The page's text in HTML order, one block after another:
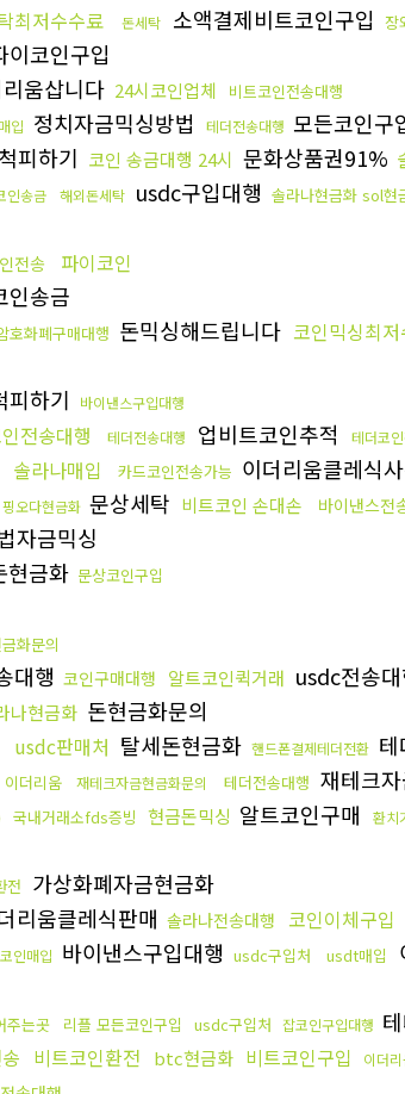
최저수수료 돈세탁 소액결제비트코인구입 장
이코인구입
움삽니다 24시코인업체
비트코인전송대행
입 정치자금믹싱방법 테더전송대행 모든코인구
피하기 코인 송금대행 24시 문화상품권91%
인송금 해외돈세탁 usdc구입대행 솔라나현금화 sol현
전송 파이코인
인송금
호화폐구매대행 돈믹싱해드립니다 코인믹싱최
피하기 바이낸스구입대행
전송대행 테더전송대행 업비트코인추적 테더코
솔라나매입 카드코인전송가능 이더리움클레식
핑오다현금화 문상세탁 비트코인 손대손 바이낸스전
자금믹싱
현금화 문상코인구입
화문의
대행 코인구매대행 알트코인퀵거래 usdc전송대
나현금화 돈현금화문의
usdc판매처 탈세돈현금화 핸드폰결제테더전환 테
이더리움 재테크자금현금화문의 테더전송대행 재테크
국내거래소fds증빙 현금돈믹싱 알트코인구매 환치
전 가상화폐자금현금화
리움클레식판매 솔라나전송대행 코인이체구입
인매입 바이낸스구입대행 usdc구입처 usdt매입
주는곳 리플 모든코인구입 usdc구입처 잡코인구입대행
비트코인환전 btc현금화 비트코인구입 이더